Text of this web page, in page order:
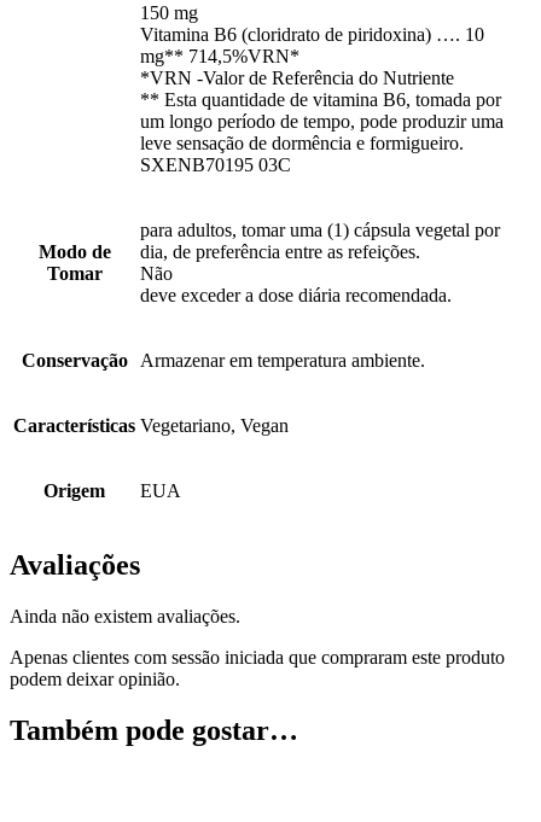
150 mg
Vitamina B6 (cloridrato de piridoxina) …. 10
mg** 714,5%VRN*
*VRN -Valor de Referência do Nutriente
** Esta quantidade de vitamina B6, tomada por
um longo período de tempo, pode produzir uma
leve sensação de dormência e formigueiro.
SXENB70195 03C
Modo de
Tomar
para adultos, tomar uma (1) cápsula vegetal por
dia, de preferência entre as refeições.
Não
deve exceder a dose diária recomendada.
Conservação Armazenar em temperatura ambiente.
Características Vegetariano, Vegan
Origem EUA
Avaliações
Ainda não existem avaliações.
Apenas clientes com sessão iniciada que compraram este produto
podem deixar opinião.
Também pode gostar…